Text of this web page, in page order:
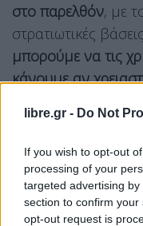
libre.gr - Do Not
If you wish to opt-out
processing of your
targeted advertising
section to confirm
opt-out request is
στο παρελθόν, με
στρατιωτικές
μπορούμε να τις
κάνουμε αν
ΗΠΑ:
Ο αμερικανικός
ιρανικά σκάφη
αφότου το Ιράν